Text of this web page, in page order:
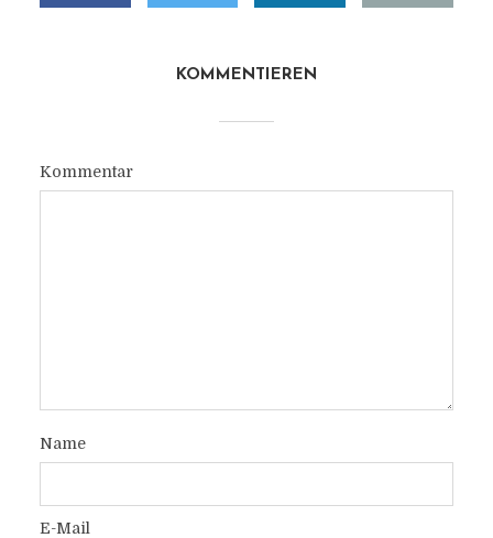
KOMMENTIEREN
Kommentar
Name
E-Mail